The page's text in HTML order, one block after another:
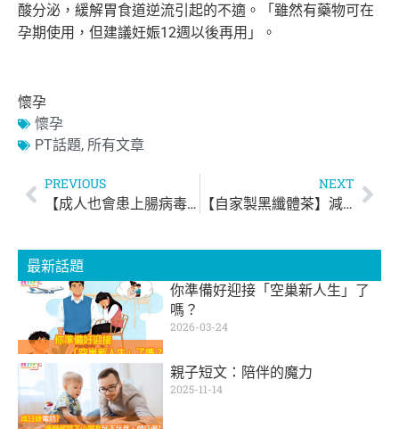
酸分泌， 緩解胃食道逆流引起的不適。「雖然有藥物可在
孕期使用， 但建議妊娠12週以後再用」。
懷孕
懷孕
PT話題, 所有文章
PREVIOUS
【成人也會患上腸病毒！】
NEXT
【自家製黑纖體茶】減重成效加倍
最新話題
你準備好迎接「空巢新人生」了
嗎？
2026-03-24
親子短文：陪伴的魔力
2025-11-14